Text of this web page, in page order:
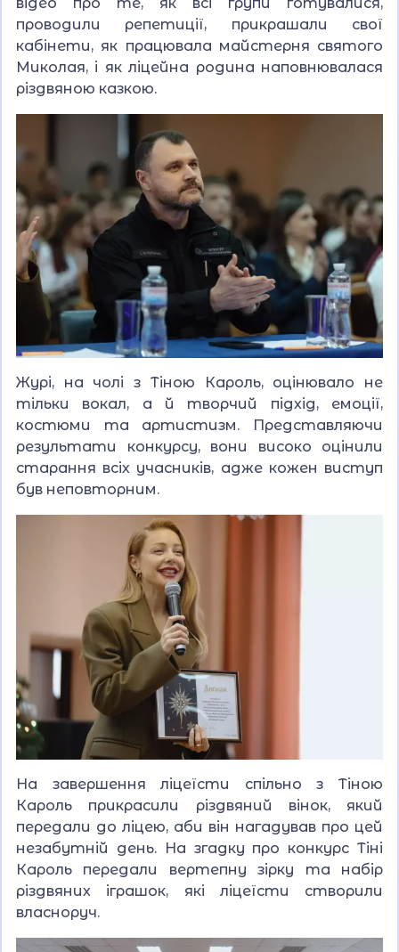
проводили репетиції, прикрашали свої
кабінети, як працювала майстерня святого
Миколая, і як ліцейна родина наповнювалася
різдвяною казкою.
Журі, на чолі з Тіною Кароль, оцінювало не
тільки вокал, а й творчий підхід, емоції,
костюми та артистизм. Представляючи
результати конкурсу, вони високо оцінили
старання всіх учасників, адже кожен виступ
був неповторним.
На завершення ліцеїсти спільно з Тіною
Кароль прикрасили різдвяний вінок, який
передали до ліцею, аби він нагадував про цей
незабутній день. На згадку про конкурс Тіні
Кароль передали вертепну зірку та набір
різдвяних іграшок, які ліцеїсти створили
власноруч.